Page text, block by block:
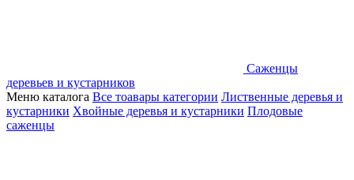
Саженцы
деревьев и кустарников
Меню каталога Все тоавары категории Лиственные деревья и
кустарники Хвойные деревья и кустарники Плодовые
саженцы